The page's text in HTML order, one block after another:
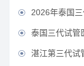
 2026年泰国
 泰国三代试管
 湛江第三代试